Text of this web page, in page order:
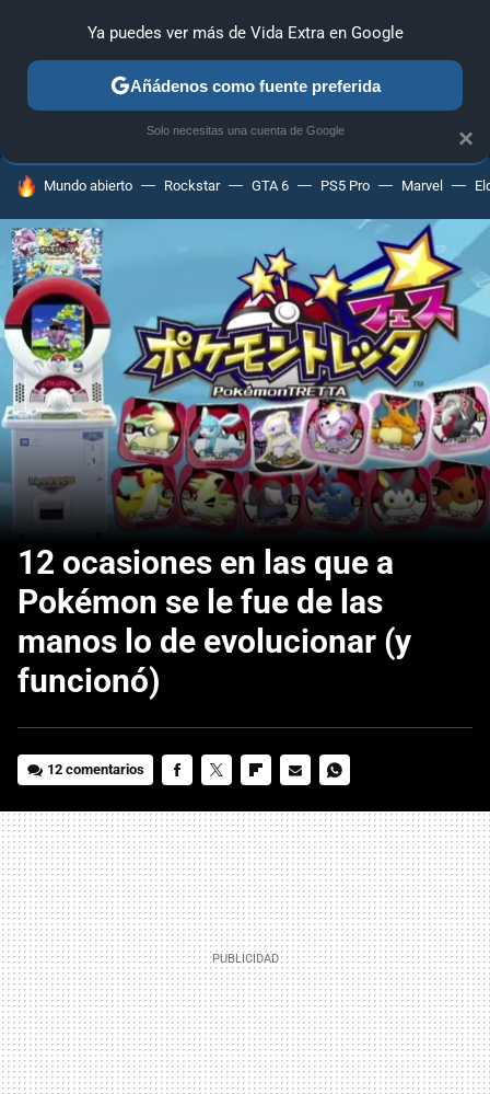
ANÁLISIS GUÍAS Y TRUCOS PC SONY NINTENDO
HOY SE HABLA DE
Mundo abierto Rockstar GTA 6 PS5 Pro Marvel
12 ocasiones en las que a
Pokémon se le fue de las
manos lo de evolucionar (y
funcionó)
12 comentarios
MAIL
×
Ya puedes ver más de Vida Extra en Google
Añádenos como fuente preferida
Solo necesitas una cuenta de Google